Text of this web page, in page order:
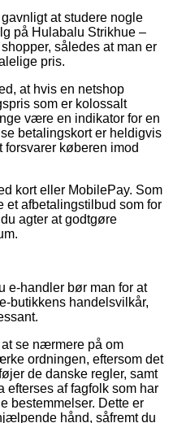
at studere nogle
på Hulabalu Strikhue –
således at man er
pris.
at hvis en netshop
som er kolossalt
være en indikator for en
betalingskort er heldigvis
køberen imod
kort eller MobilePay. Som
et afbetalingstilbud som for
agter at godtgøre
e-handler bør man for at
butikkens handelsvilkår,
se nærmere på om
ordningen, eftersom det
de danske regler, samt
efterses af fagfolk som har
bestemmelser. Dette er
hånd, såfremt du